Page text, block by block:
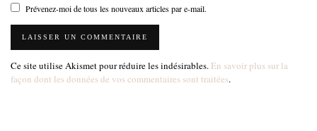
Prévenez-moi de tous les nouveaux articles par e-mail.
Ce site utilise Akismet pour réduire les indésirables. En savoir plus sur la
façon dont les données de vos commentaires sont traitées.